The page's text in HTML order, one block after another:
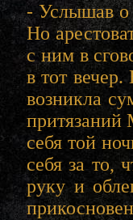
- Услышав о
Но
с ним в
в тот
возникла
притязаний
себя той
себя за то,
руку и